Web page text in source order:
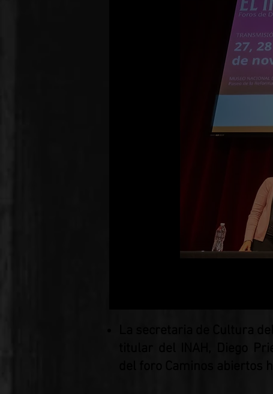
La secretaria de Cultura
titular del INAH, Diego
del foro Caminos abiertos